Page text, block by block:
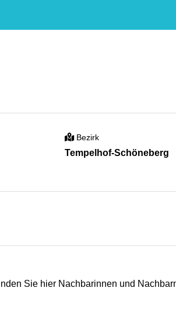
Bezirk
Tempelhof-Schöneberg
Sie hier Nachbarinnen und